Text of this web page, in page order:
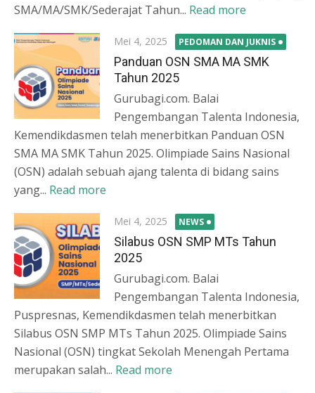
SMA/MA/SMK/Sederajat Tahun... Read more
Posted
on
Mei 4, 2025 PEDOMAN DAN JUKNIS
Panduan OSN SMA MA SMK
Tahun 2025
Gurubagi.com. Balai
Pengembangan Talenta Indonesia,
Kemendikdasmen telah menerbitkan Panduan OSN
SMA MA SMK Tahun 2025. Olimpiade Sains Nasional
(OSN) adalah sebuah ajang talenta di bidang sains
yang... Read more
Posted
on
Mei 4, 2025 NEWS
Silabus OSN SMP MTs Tahun
2025
Gurubagi.com. Balai
Pengembangan Talenta Indonesia,
Puspresnas, Kemendikdasmen telah menerbitkan
Silabus OSN SMP MTs Tahun 2025. Olimpiade Sains
Nasional (OSN) tingkat Sekolah Menengah Pertama
merupakan salah... Read more